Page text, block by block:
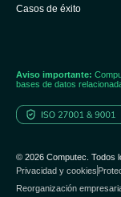
Casos de éxito
Aviso importante:
bases de datos
© 2026 Computec. Todos
Privacidad y cookies
Reorganización